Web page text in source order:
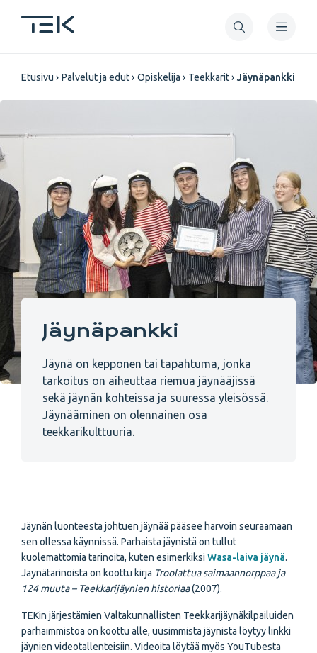
pääsisältöön
Murupolku
Etusivu Palvelut ja edut Opiskelija Teekkarit Jäynäpankki
Jäynäpankki
Jäynä on kepponen tai tapahtuma, jonka
tarkoitus on aiheuttaa riemua jäynääjissä
sekä jäynän kohteissa ja suuressa yleisössä.
Jäynääminen on olennainen osa
teekkarikulttuuria.
Jäynän luonteesta johtuen jäynää pääsee harvoin seuraamaan
sen ollessa käynnissä. Parhaista jäynistä on tullut
kuolemattomia tarinoita, kuten esimerkiksi Wasa-laiva jäynä.
Jäynätarinoista on koottu kirja Troolattua saimaannorppaa ja
124 muuta – Teekkarijäynien historiaa(2007).
TEKin järjestämien Valtakunnallisten Teekkarijäynäkilpailuiden
parhaimmistoa on koottu alle, uusimmista jäynistä löytyy linkki
jäynien videotallenteisiin. Videoita löytää myös YouTubesta